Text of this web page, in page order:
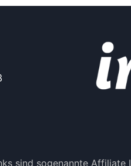
sind sogenannte Affiliate